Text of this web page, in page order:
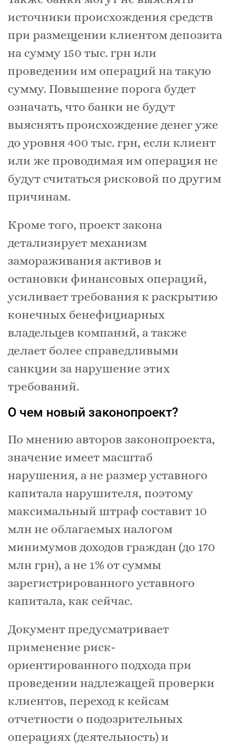
источники происхождения средств
при размещении клиентом депозита
на сумму 150 тыс. грн или
проведении им операций на такую
сумму. Повышение порога будет
означать, что банки не будут
выяснять происхождение денег уже
до уровня 400 тыс. грн, если клиент
или же проводимая им операция не
будут считаться рисковой по другим
причинам.
Кроме того, проект закона
детализирует механизм
замораживания активов и
остановки финансовых операций,
усиливает требования к раскрытию
конечных бенефициарных
владельцев компаний, а также
делает более справедливыми
санкции за нарушение этих
требований.
О чем новый законопроект?
По мнению авторов законопроекта,
значение имеет масштаб
нарушения, а не размер уставного
капитала нарушителя, поэтому
максимальный штраф составит 10
млн не облагаемых налогом
минимумов доходов граждан (до 170
млн грн), а не 1% от суммы
зарегистрированного уставного
капитала, как сейчас.
Документ предусматривает
применение риск-
ориентированного подхода при
проведении надлежащей проверки
клиентов, переход к кейсам
отчетности о подозрительных
операциях (деятельность) и